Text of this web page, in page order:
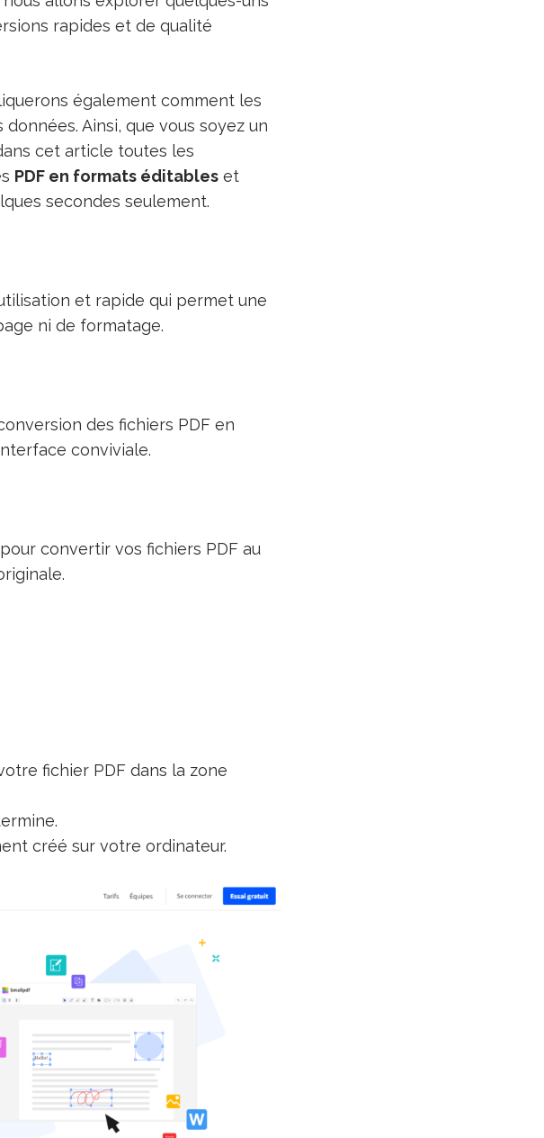
rapides et de qualité
également comment les
Ainsi, que vous soyez un
cet article toutes les
PDF en formats éditables et
secondes seulement.
et rapide qui permet une
ni de formatage.
des fichiers PDF en
conviviale.
convertir vos fichiers PDF au
fichier PDF dans la zone
créé sur votre ordinateur.